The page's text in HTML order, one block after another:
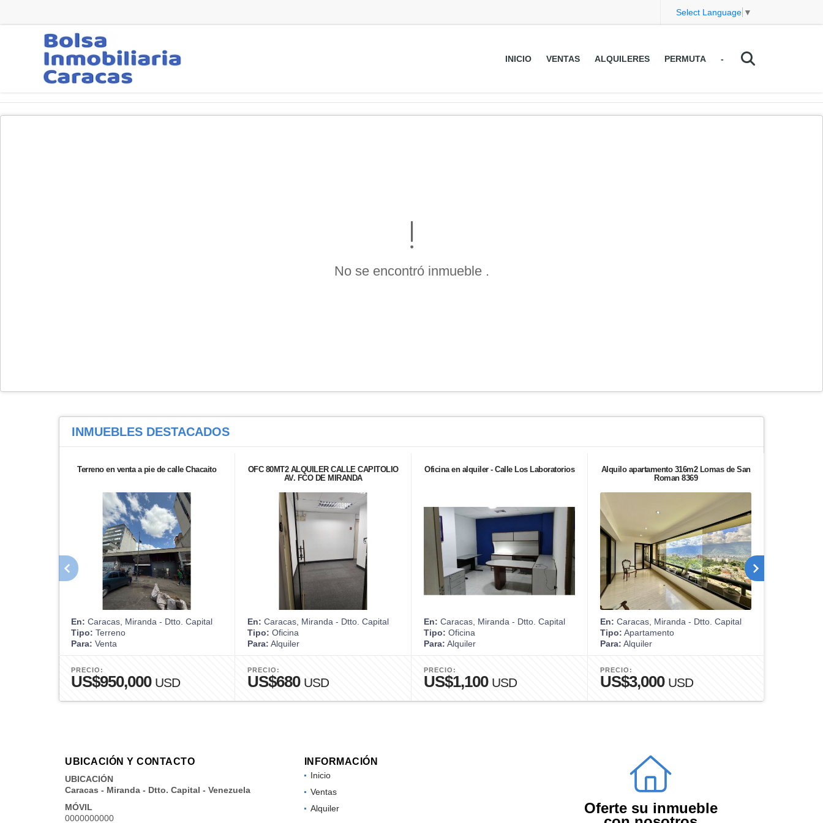
Select Language ▼
INICIO VENTAS ALQUILERES PERMUTA -
No se encontró inmueble .
INMUEBLES DESTACADOS
Terreno en venta a pie de calle Chacaito
En: Caracas, Miranda - Dtto. Capital
Tipo: Terreno
Para: Venta
PRECIO:
US$950,000 USD
OFC 80MT2 ALQUILER CALLE CAPITOLIO
AV. FCO DE MIRANDA
En: Caracas, Miranda - Dtto. Capital
Tipo: Oficina
Para: Alquiler
PRECIO:
US$680 USD
Oficina en alquiler - Calle Los Laboratorios
En: Caracas, Miranda - Dtto. Capital
Tipo: Oficina
Para: Alquiler
PRECIO:
US$1,100 USD
Alquilo apartamento 316m2 Lomas de San
Roman 8369
En: Caracas, Miranda - Dtto. Capital
Tipo: Apartamento
Para: Alquiler
PRECIO:
US$3,000 USD
UBICACIÓN Y CONTACTO
UBICACIÓN
Caracas - Miranda - Dtto. Capital - Venezuela
MÓVIL
0000000000
INFORMACIÓN
Inicio
Ventas
Alquiler
Oferte su inmueble